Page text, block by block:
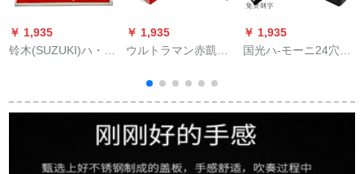
￥ 1,935
铃木(SUZUKI)ハ・モ
人自学演奏器
￥ 1,935
ウルトラマン赤凱と
供小学生初心者十穴
ブラギルスハートラ
ンド赤
￥ 1,935
国光ハ-モーニ24穴重
音差复音中高年演奏
楽器【GH-24 OCT】
24穴普通版アルクセ